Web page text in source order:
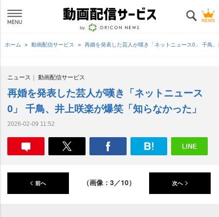
ホーム 動画配信サービス 再婚を発表した芸人が嘆き「ネットニュース0」 千鳥
ニュース 動画配信サービス
再婚を発表した芸人が嘆き「ネットニュース
0」 千鳥、井上咲楽が爆笑「知らなかった」
2026-02-09 11:52
前へ （画像：3／10） 次へ